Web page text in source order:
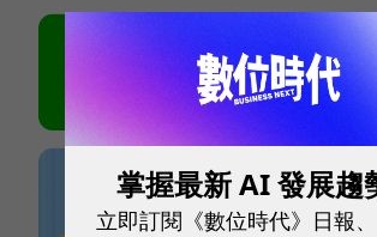
掌握最新 AI 發展趨
立即訂閱《數位時代》日報